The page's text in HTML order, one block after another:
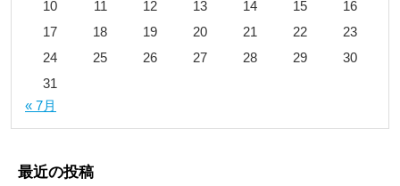
10
11 12 13 14 15
16
17
18 19 20 21 22
23
24
25 26 27 28 29
30
31
« 7月
最近の投稿